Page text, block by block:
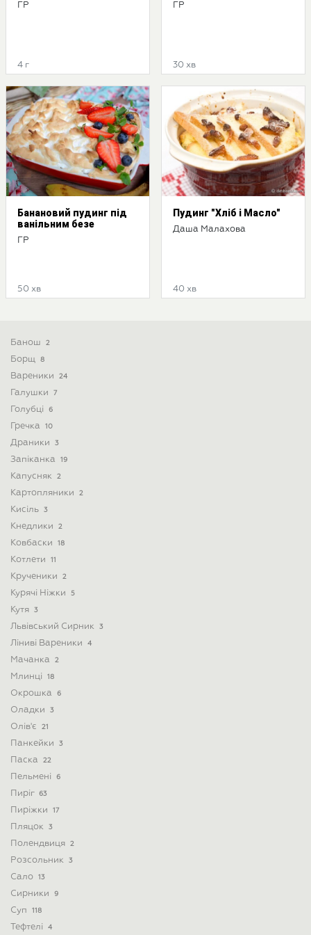
ГР
4 г
ГР
30 хв
Банановий пудинг під
ванільним безе
ГР
50 хв
Пудинг "Хліб і Масло"
Даша Малахова
40 хв
Банош 2
Борщ 8
Вареники 24
Галушки 7
Голубці 6
Гречка 10
Драники 3
Запіканка 19
Капусняк 2
Картопляники 2
Кисіль 3
Кнедлики 2
Ковбаски 18
Котлети 11
Крученики 2
Курячі Ніжки 5
Кутя 3
Львівський Сирник 3
Ліниві Вареники 4
Мачанка 2
Млинці 18
Окрошка 6
Оладки 3
Олів'є 21
Панкейки 3
Паска 22
Пельмені 6
Пиріг 63
Пиріжки 17
Пляцок 3
Полендвиця 2
Розсольник 3
Сало 13
Сирники 9
Суп 118
Тефтелі 4